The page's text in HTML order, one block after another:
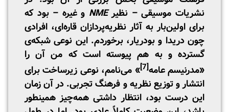
نشریات موسیقی – نظیرNME و غیره – بود که
برای اولین‌بار به آثار نظریه‌پردازان قاره‌ای، افرادی
چون دریدا و بودریار، برخوردم. این نوعی شبکه‌ی
گسترده و به هم پیوسته است که من آن را
«مدرنیسم عامه[7] » می‌نامم، نوعی زیرساخت برای
انتشار و توزیع نظریه و فرهنگ تجربی. در آن زمان
این درست بود، انتظار داشتی همه‌چیز همینطور